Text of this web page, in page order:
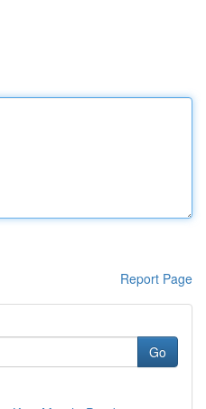
Report Page
Go